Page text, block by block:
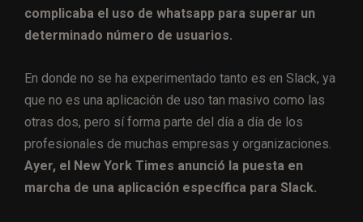
complicaba el uso de whatsapp para superar un
determinado número de usuarios.
En donde no se ha experimentado tanto es en Slack, ya
que no es una aplicación de uso tan masivo como las
otras dos, pero sí forma parte del día a día de los
profesionales de muchas empresas y organizaciones.
Ayer, el New York Times anunció la puesta en
marcha de una aplicación específica para Slack.